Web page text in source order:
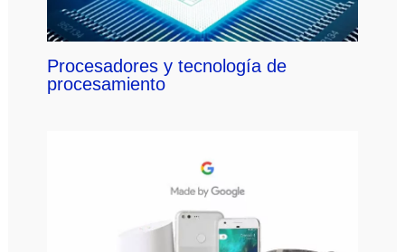
Procesadores y tecnología de
procesamiento